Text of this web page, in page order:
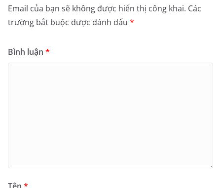
Email của bạn sẽ không được hiển thị công khai. Các
trường bắt buộc được đánh dấu *
Bình luận *